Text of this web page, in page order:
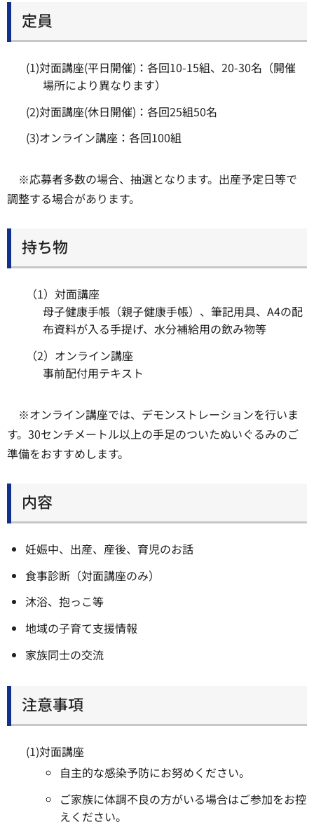
定員
(1)対面講座(平日開催)：各回10-15組、20-30名（開催
場所により異なります）
(2)対面講座(休日開催)：各回25組50名
(3)オンライン講座：各回100組
※応募者多数の場合、抽選となります。出産予定日等で
調整する場合があります。
持ち物
（1）対面講座
母子健康手帳（親子健康手帳）、筆記用具、A4の配
布資料が入る手提げ、水分補給用の飲み物等
（2）オンライン講座
事前配付用テキスト
※オンライン講座では、デモンストレーションを行いま
す。30センチメートル以上の手足のついたぬいぐるみのご
準備をおすすめします。
内容
妊娠中、出産、産後、育児のお話
食事診断（対面講座のみ）
沐浴、抱っこ等
地域の子育て支援情報
家族同士の交流
注意事項
(1)対面講座
自主的な感染予防にお努めください。
ご家族に体調不良の方がいる場合はご参加をお控
えください。